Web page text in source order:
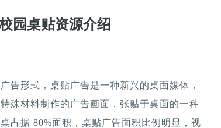
园桌贴资源介绍
告形式，桌贴广告是一种新兴的桌面媒体，
殊材料制作的广告画面，张贴于桌面的一种
占据 80%面积，桌贴广告面积比例明显，视